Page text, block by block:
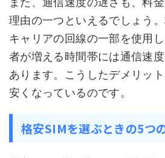
理由の一つといえるでしょう
キャリアの回線の一部を使用
者が増える時間帯には通信速
あります。こうしたデメリッ
安くなっているのです。
格安SIMを選ぶときの5つ